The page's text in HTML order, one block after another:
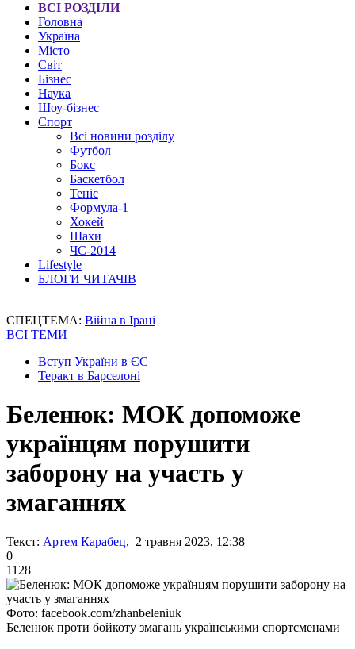
ВСІ РОЗДІЛИ
Головна
Україна
Місто
Світ
Бізнес
Наука
Шоу-бізнес
Спорт
Всі новини розділу
Футбол
Бокс
Баскетбол
Теніс
Формула-1
Хокей
Шахи
ЧС-2014
Lifestyle
БЛОГИ ЧИТАЧІВ
СПЕЦТЕМА: Війна в Ірані
ВСІ ТЕМИ
Вступ України в ЄС
Теракт в Барселоні
Беленюк: МОК допоможе
українцям порушити
заборону на участь у
змаганнях
Текст: Артем Карабец, 2 травня 2023, 12:38
0
1128
Фото: facebook.com/zhanbeleniuk
Беленюк проти бойкоту змагань українськими спортсменами